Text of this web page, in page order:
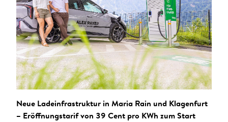
Neue Ladeinfrastruktur in Maria Rain und Klagenfurt
– Eröffnungstarif von 39 Cent pro KWh zum Start